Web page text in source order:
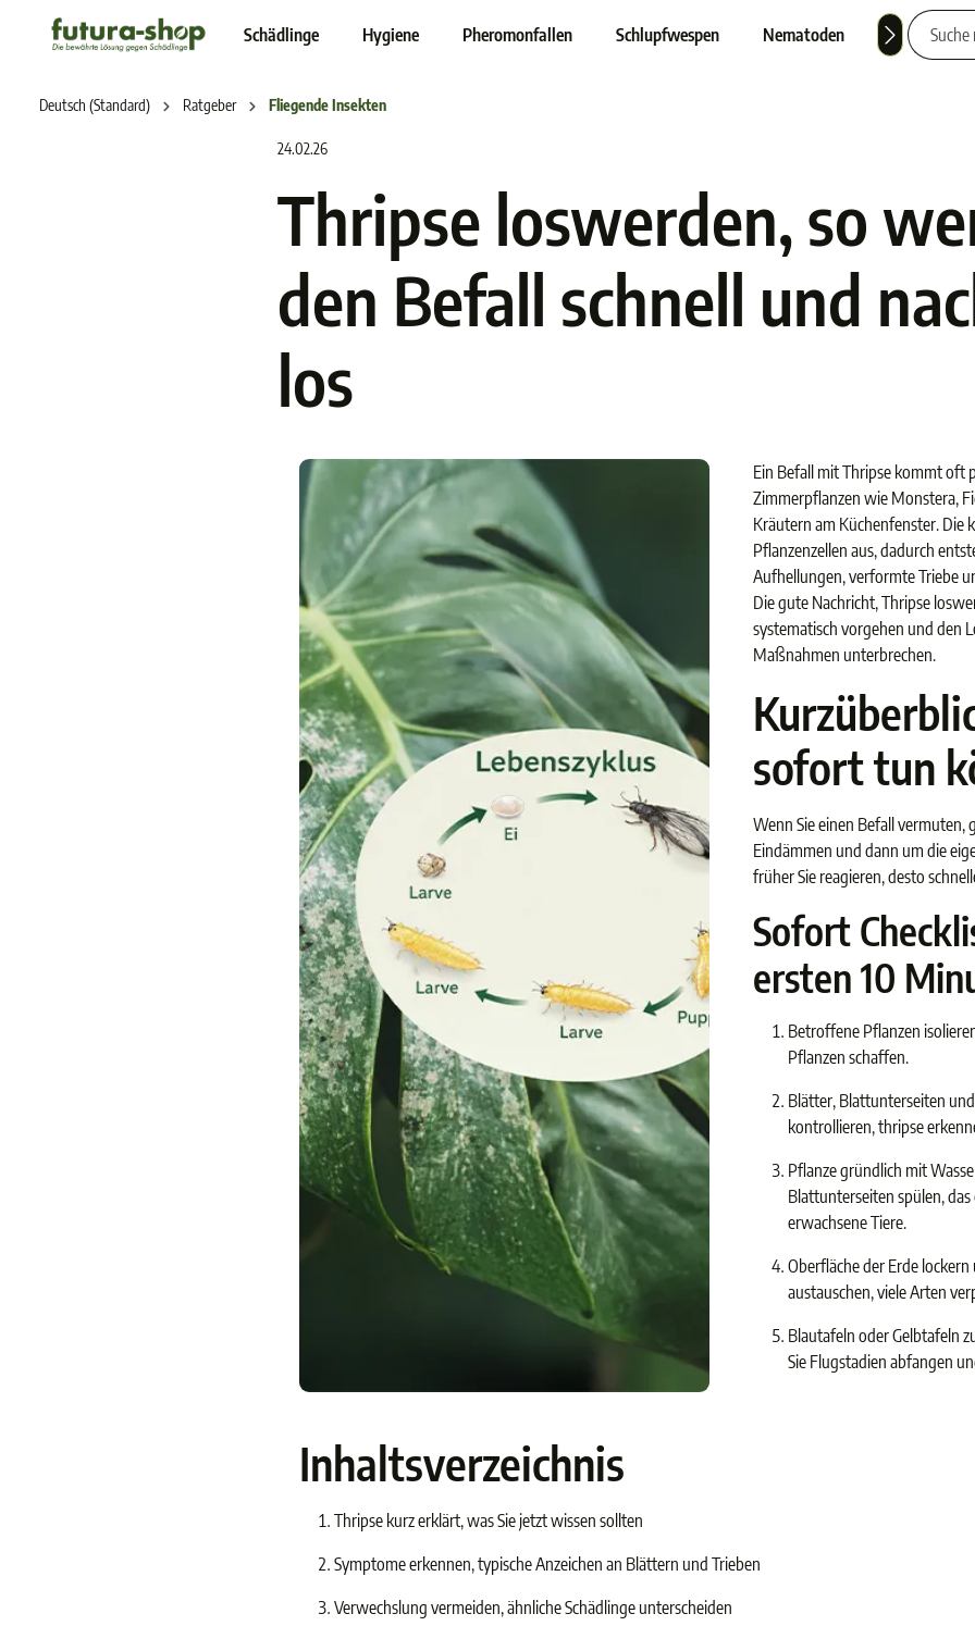
springen Schädlinge Hygiene Pheromonfallen Schlupfwespen Nematoden Nützlinge
Deutsch (Standard) Ratgeber Fliegende Insekten
24.02.26
Thripse loswerden, so
den Befall schnell und
los
Ein Befall mit Thripse kommt oft
Zimmerpflanzen wie Monstera,
Kräutern am Küchenfenster. Die
Pflanzenzellen aus, dadurch
Aufhellungen, verformte Triebe
Die gute Nachricht, Thripse
systematisch vorgehen und den
Maßnahmen unterbrechen.
sofort tun
Wenn Sie einen Befall vermuten,
Eindämmen und dann um die
früher Sie reagieren, desto
Sofort
ersten 10
Betroffene Pflanzen
Pflanzen schaffen.
Blätter, Blattunterseiten
kontrollieren, thripse
Pflanze gründlich mit
Blattunterseiten spülen,
erwachsene Tiere.
Oberfläche der Erde
austauschen, viele Arten
Blautafeln oder Gelbtafeln
Sie Flugstadien abfangen
Inhaltsverzeichnis
Thripse kurz erklärt, was Sie jetzt wissen sollten
Symptome erkennen, typische Anzeichen an Blättern und Trieben
Verwechslung vermeiden, ähnliche Schädlinge unterscheiden